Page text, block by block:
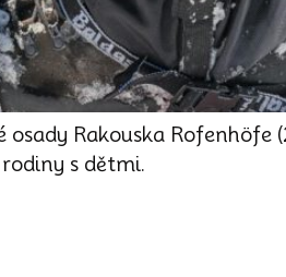
Rakouska Rofenhöfe
s dětmi.